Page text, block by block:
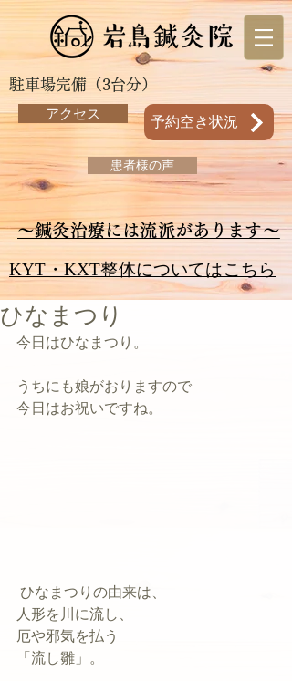
駐車場完備（3台分）
アクセス
予約空き状況
患者様の声
～鍼灸治療には流派があります～
KYT・KXT整体についてはこちら
ひなまつり
今日はひなまつり。
うちにも娘がおりますので
今日はお祝いですね。
ひなまつりの由来は、
人形を川に流し、
厄や邪気を払う
「流し雛」。